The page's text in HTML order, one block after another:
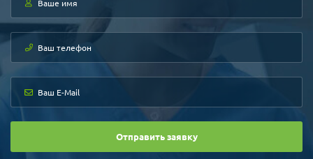
Отправить заявку